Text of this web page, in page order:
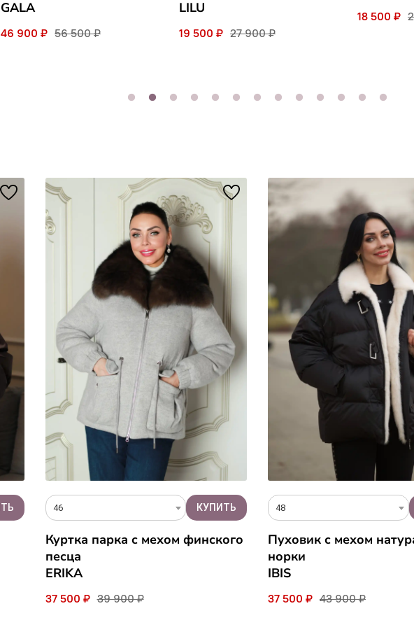
GALA
46 900 ₽ 56 500 ₽
LILU
19 500 ₽ 27 900 ₽
18 500 ₽
46
Куртка парка с мехом финского
песца
ERIKA
37 500 ₽ 39 900 ₽
48
Пуховик с мехом
норки
IBIS
37 500 ₽ 43 900 ₽